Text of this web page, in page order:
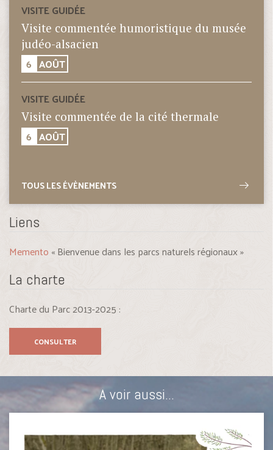
VISITE GUIDÉE
Visite commentée humoristique du musée
judéo-alsacien
6 AOÛT
VISITE GUIDÉE
Visite commentée de la cité thermale
6 AOÛT
TOUS LES ÉVÈNEMENTS
Liens
Memento « Bienvenue dans les parcs naturels régionaux »
La charte
Charte du Parc 2013-2025 :
CONSULTER
A voir aussi...